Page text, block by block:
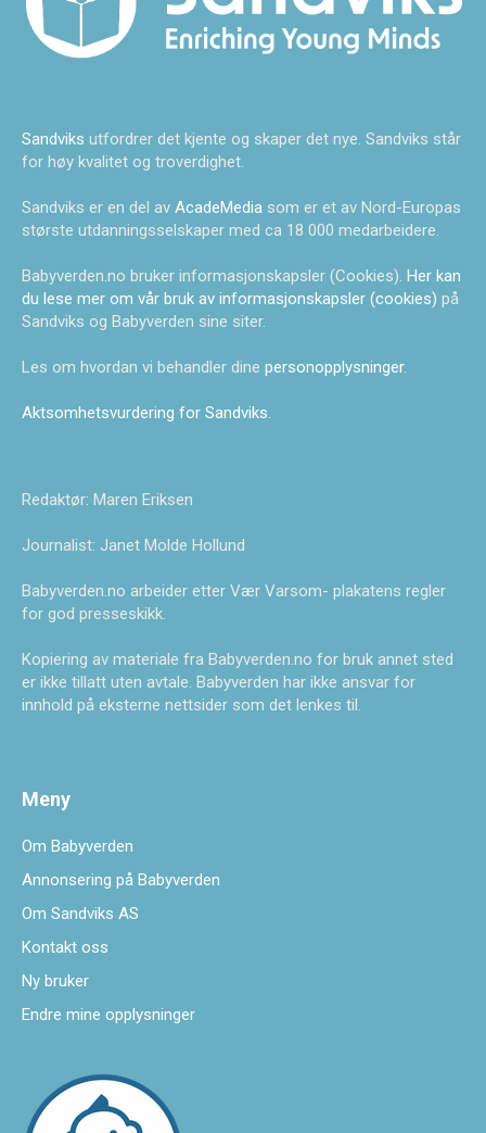
Sandviks utfordrer det kjente og skaper det nye. Sandviks står
for høy kvalitet og troverdighet.
Sandviks er en del av AcadeMedia som er et av Nord-Europas
største utdanningsselskaper med ca 18 000 medarbeidere.
Babyverden.no bruker informasjonskapsler (Cookies). Her kan
du lese mer om vår bruk av informasjonskapsler (cookies) på
Sandviks og Babyverden sine siter.
Les om hvordan vi behandler dine personopplysninger.
Aktsomhetsvurdering for Sandviks.
Redaktør: Maren Eriksen
Journalist: Janet Molde Hollund
Babyverden.no arbeider etter Vær Varsom- plakatens regler
for god presseskikk.
Kopiering av materiale fra Babyverden.no for bruk annet sted
er ikke tillatt uten avtale. Babyverden har ikke ansvar for
innhold på eksterne nettsider som det lenkes til.
Meny
Om Babyverden
Annonsering på Babyverden
Om Sandviks AS
Kontakt oss
Ny bruker
Endre mine opplysninger